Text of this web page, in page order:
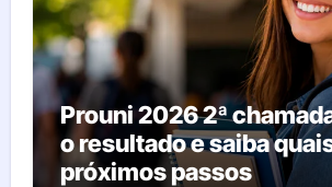
Prouni 2026 2ª
o resultado e saiba
próximos passos